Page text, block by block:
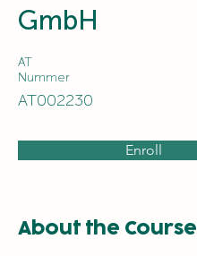
GmbH
AT
Nummer
AT002230
Enroll
About the Course